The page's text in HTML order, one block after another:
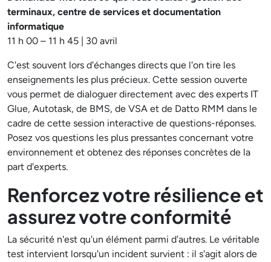
terminaux, centre de services et documentation
informatique
11 h 00 – 11 h 45 | 30 avril
C'est souvent lors d'échanges directs que l'on tire les
enseignements les plus précieux. Cette session ouverte
vous permet de dialoguer directement avec des experts IT
Glue, Autotask, de BMS, de VSA et de Datto RMM dans le
cadre de cette session interactive de questions-réponses.
Posez vos questions les plus pressantes concernant votre
environnement et obtenez des réponses concrètes de la
part d'experts.
Renforcez votre résilience et
assurez votre conformité
La sécurité n'est qu'un élément parmi d'autres. Le véritable
test intervient lorsqu'un incident survient : il s'agit alors de